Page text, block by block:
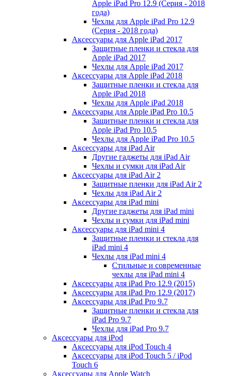
Apple iPad Pro 12.9 (Серия - 2018
года)
Чехлы для Apple iPad Pro 12.9
(Серия - 2018 года)
Аксессуары для Apple iPad 2017
Защитные пленки и стекла для
Apple iPad 2017
Чехлы для Apple iPad 2017
Аксессуары для Apple iPad 2018
Защитные пленки и стекла для
Apple iPad 2018
Чехлы для Apple iPad 2018
Аксессуары для Apple iPad Pro 10.5
Защитные пленки и стекла для
Apple iPad Pro 10.5
Чехлы для Apple iPad Pro 10.5
Аксессуары для iPad Air
Другие гаджеты для iPad Air
Чехлы и сумки для iPad Air
Аксессуары для iPad Air 2
Защитные пленки для iPad Air 2
Чехлы для iPad Air 2
Аксессуары для iPad mini
Другие гаджеты для iPad mini
Чехлы и сумки для iPad mini
Аксессуары для iPad mini 4
Защитные пленки и стекла для
iPad mini 4
Чехлы для iPad mini 4
Стильные и современные
чехлы для iPad mini 4
Аксессуары для iPad Pro 12.9 (2015)
Аксессуары для iPad Pro 12.9 (2017)
Аксессуары для iPad Pro 9.7
Защитные пленки и стекла для
iPad Pro 9.7
Чехлы для iPad Pro 9.7
Аксессуары для iPod
Аксессуары для iPod Touch 4
Аксессуары для iPod Touch 5 / iPod
Touch 6
Аксессуары для Apple Watch